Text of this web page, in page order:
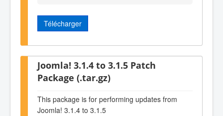
Télécharger
Joomla! 3.1.4 to 3.1.5 Patch
Package (.tar.gz)
This package is for performing updates from
Joomla! 3.1.4 to 3.1.5